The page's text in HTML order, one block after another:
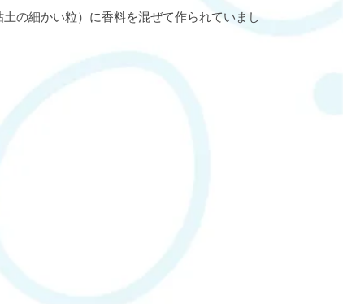
の細かい粒）に香料を混ぜて作られていまし